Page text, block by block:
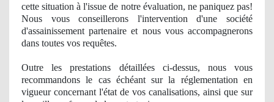
cette situation à l'issue de notre évaluation, ne paniquez pas!
Nous vous conseillerons l'intervention d'une société
d'assainissement partenaire et nous vous accompagnerons
dans toutes vos requêtes.
Outre les prestations détaillées ci-dessus, nous vous
recommandons le cas échéant sur la réglementation en
vigueur concernant l'état de vos canalisations, ainsi que sur